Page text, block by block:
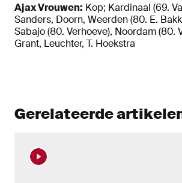
Ajax Vrouwen: Kop; Kardinaal (69.
Sanders, Doorn, Weerden (80. E.
Sabajo (80. Verhoeve), Noordam (80.
Grant, Leuchter, T. Hoekstra
Gerelateerde